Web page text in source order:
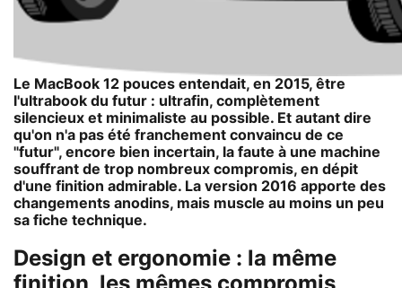
Le MacBook 12 pouces entendait, en 2015, être
l'ultrabook du futur : ultrafin, complètement
silencieux et minimaliste au possible. Et autant dire
qu'on n'a pas été franchement convaincu de ce
"futur", encore bien incertain, la faute à une machine
souffrant de trop nombreux compromis, en dépit
d'une finition admirable. La version 2016 apporte des
changements anodins, mais muscle au moins un peu
sa fiche technique.
Design et ergonomie : la même